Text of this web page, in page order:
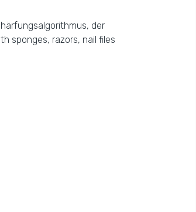
der
sponges, razors, nail files